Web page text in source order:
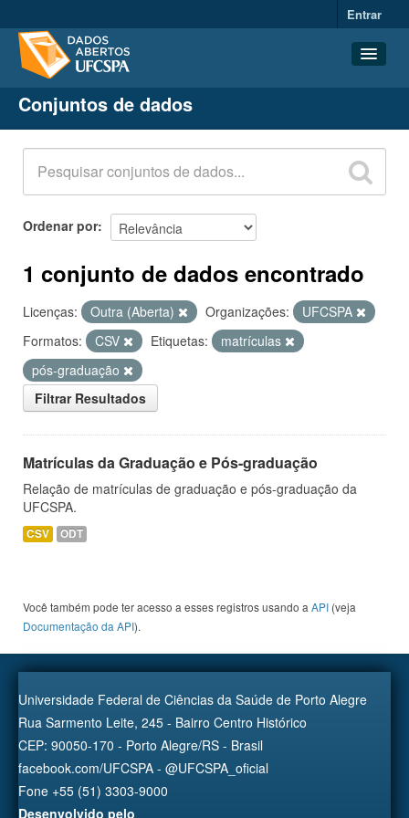
Entrar
Conjuntos de dados
Organizações
Grupos
Sobre
Conjuntos de dados
Ordenar por
1 conjunto de dados encontrado
Licenças: Outra (Aberta) Organizações:
UFCSPA
Formatos:
CSV Etiquetas:
matrículas
pós-graduação
Filtrar Resultados
Matrículas da Graduação e Pós-graduação
Relação de matrículas de graduação e pós-graduação da
UFCSPA.
CSV ODT
Você também pode ter acesso a esses registros usando a API (veja
Documentação da API).
Universidade Federal de Ciências da Saúde de Porto Alegre
Rua Sarmento Leite, 245 - Bairro Centro Histórico
CEP: 90050-170 - Porto Alegre/RS - Brasil
facebook.com/UFCSPA - @UFCSPA_oficial
Fone +55 (51) 3303-9000
Desenvolvido pelo